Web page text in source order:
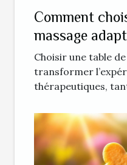
Comment
massage
techniques
Choisir une table
transformer
thérapeutiques,